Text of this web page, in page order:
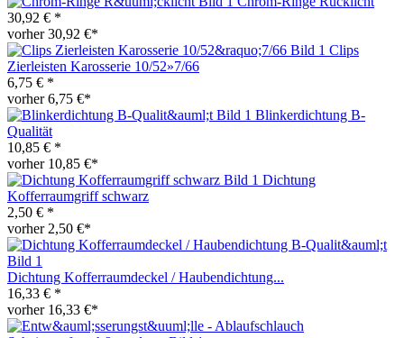
30,92 € *
vorher 30,92 €*
Clips
Zierleisten Karosserie 10/52»7/66
6,75 € *
vorher 6,75 €*
Blinkerdichtung B-
Qualität
10,85 € *
vorher 10,85 €*
Dichtung
Kofferraumgriff schwarz
2,50 € *
vorher 2,50 €*
Dichtung Kofferraumdeckel / Haubendichtung...
16,33 € *
vorher 16,33 €*